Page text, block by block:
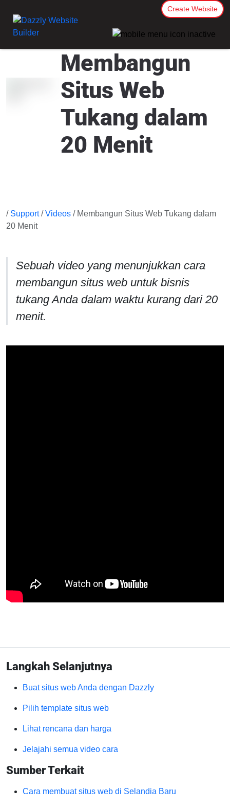
Create Website
Membangun
Situs Web
Tukang dalam
20 Menit
/ Support/Videos / Membangun Situs Web Tukang dalam
20 Menit
Sebuah video yang menunjukkan cara
membangun situs web untuk bisnis
tukang Anda dalam waktu kurang dari 20
menit.
Langkah Selanjutnya
Buat situs web Anda dengan Dazzly
Pilih template situs web
Lihat rencana dan harga
Jelajahi semua video cara
Sumber Terkait
Cara membuat situs web di Selandia Baru